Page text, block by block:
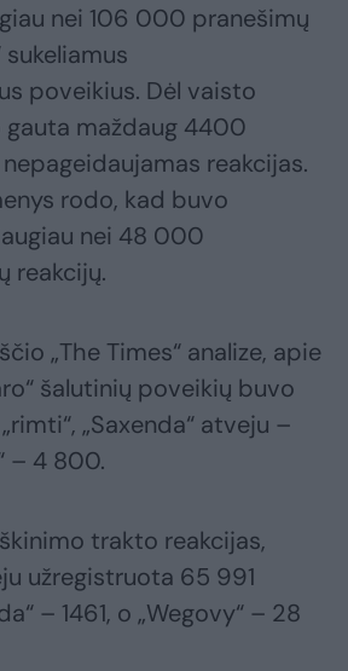
nei 106 000 pranešimų
sukeliamus
poveikius. Dėl vaisto
gauta maždaug 4400
reakcijas.
rodo, kad buvo
nei 48 000
reakcijų.
„The Times“ analize, apie
šalutinių poveikių buvo
„Saxenda“ atveju –
– 4 800.
trakto reakcijas,
užregistruota 65 991
– 1461, o „Wegovy“ – 28